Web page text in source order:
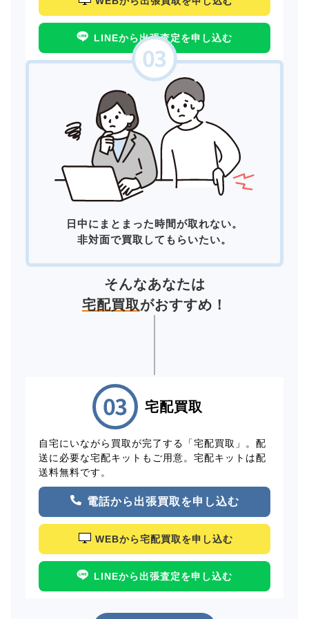
LINEから出張査定を申し込む
日中にまとまった時間が取れない。
非対面で買取してもらいたい。
そんなあなたは
宅配買取がおすすめ！
宅配買取
自宅にいながら買取が完了する「宅配買取」。配
送に必要な宅配キットもご用意。宅配キットは配
送料無料です。
電話から出張買取を申し込む
WEBから宅配買取を申し込む
LINEから出張査定を申し込む